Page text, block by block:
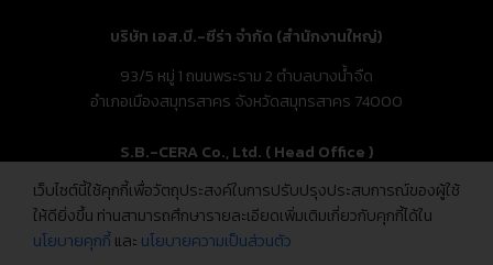
บริษัท เอส.บี.-ซีร่า จำกัด (สำนักงานใหญ่)
93/5 หมู่ 1 ถนนพระราม 2 ตำบลบางน้ำจืด
อำเภอเมืองสมุทรสาคร จังหวัดสมุทรสาคร 74000
S.B.-CERA Co., Ltd. ( Head Office )
93/5 Moo.1, Rama 2 Rd., Bang Nam Chuet,
Mueang Samut Sakhon, Samut Sakhon 74000, Thailand
เว็บไซต์นี้ใช้คุกกี้เพื่อวัตถุประสงค์ในการปรับปรุงประสบการณ์ของผู้ใช้
ให้ดียิ่งขึ้น ท่านสามารถศึกษารายละเอียดเพิ่มเติมเกี่ยวกับคุกกี้ได้ใน
นโยบายคุกกี้และ นโยบายความเป็นส่วนตัว